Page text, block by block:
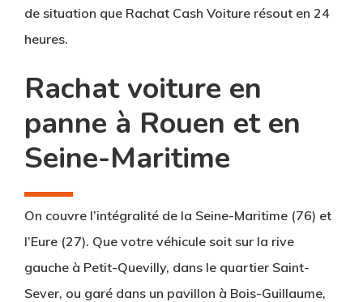
de situation que Rachat Cash Voiture résout en 24
heures.
Rachat voiture en
panne à Rouen et en
Seine-Maritime
On couvre l’intégralité de la Seine-Maritime (76) et
l’Eure (27). Que votre véhicule soit sur la rive
gauche à Petit-Quevilly, dans le quartier Saint-
Sever, ou garé dans un pavillon à Bois-Guillaume,